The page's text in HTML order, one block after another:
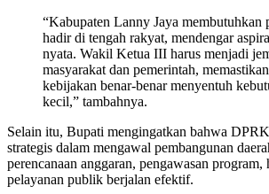
“Kabupaten Lanny Jaya membutuhkan
hadir di tengah rakyat, mendengar
nyata. Wakil Ketua III harus menjadi
masyarakat dan pemerintah,
kebijakan benar-benar menyentuh
kecil,” tambahnya.
Selain itu, Bupati mengingatkan bahwa
strategis dalam mengawal pembangunan
perencanaan anggaran, pengawasan program,
pelayanan publik berjalan efektif.